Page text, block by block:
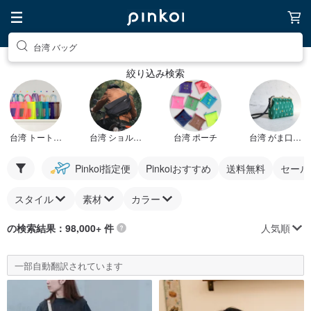
台湾 バッグ
絞り込み検索
台湾 トートバッグ 台湾 ショルダーバッグ 台湾 ポーチ 台湾 がま口バッグ
Pinkoi指定便 Pinkoiおすすめ 送料無料 セー
スタイル 素材 カラー
の検索結果：98,000+ 件 人気順
一部自動翻訳されています